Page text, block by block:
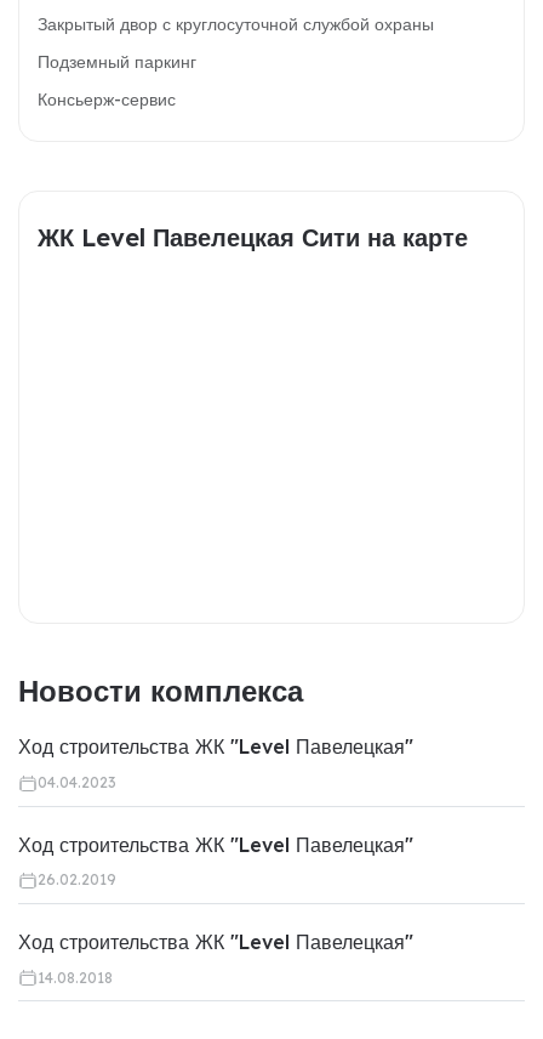
Закрытый двор с круглосуточной службой охраны
Подземный паркинг
Консьерж-сервис
ЖК Level Павелецкая Сити на карте
Новости комплекса
Ход строительства ЖК "Level Павелецкая"
04.04.2023
Ход строительства ЖК "Level Павелецкая"
26.02.2019
Ход строительства ЖК "Level Павелецкая"
14.08.2018